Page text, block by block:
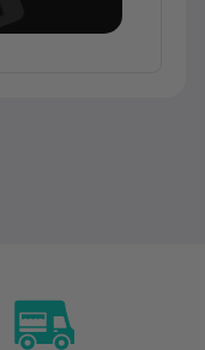
Group için
Ekstra
Mikrofonlar